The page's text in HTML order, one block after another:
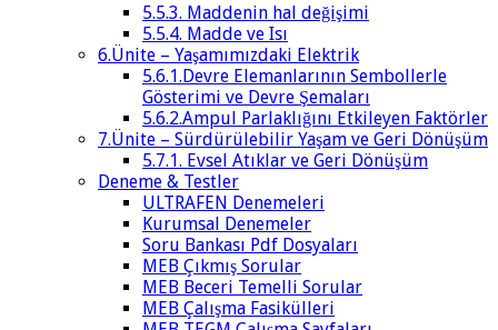
5.5.3. Maddenin hal değişimi
5.5.4. Madde ve Isı
6.Ünite – Yaşamımızdaki Elektrik
5.6.1.Devre Elemanlarının Sembollerle
Gösterimi ve Devre Şemaları
5.6.2.Ampul Parlaklığını Etkileyen Faktörler
7.Ünite – Sürdürülebilir Yaşam ve Geri Dönüşüm
5.7.1. Evsel Atıklar ve Geri Dönüşüm
Deneme & Testler
ULTRAFEN Denemeleri
Kurumsal Denemeler
Soru Bankası Pdf Dosyaları
MEB Çıkmış Sorular
MEB Beceri Temelli Sorular
MEB Çalışma Fasikülleri